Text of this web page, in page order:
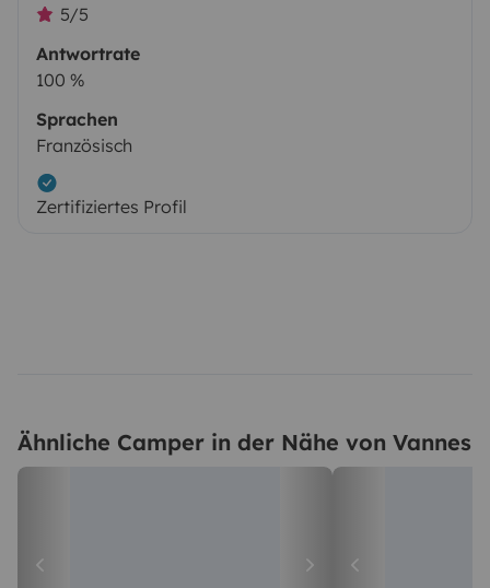
5/5
Antwortrate
100 %
Sprachen
Französisch
Zertifiziertes Profil
Ähnliche Camper in der Nähe von Vannes